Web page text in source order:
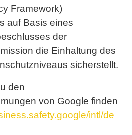
Framework)
auf Basis eines
der
die Einhaltung des
sicherstellt.
den
von Google finden
/intl/de